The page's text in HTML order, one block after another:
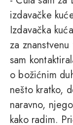
izdavačke
Izdavačka
za
sam
o božićnim
nešto kratko,
naravno,
kako radim.